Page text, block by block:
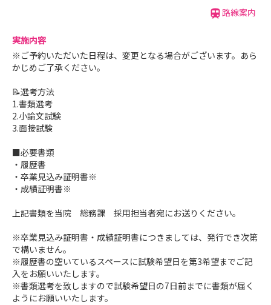
路線案内
実施内容
※ご予約いただいた日程は、変更となる場合がございます。あら
かじめご了承ください。
📝選考方法
1.書類選考
2.小論文試験
3.面接試験
■必要書類
・履歴書
・卒業見込み証明書※
・成績証明書※
上記書類を当院 総務課 採用担当者宛にお送りください。
※卒業見込み証明書・成績証明書につきましては、発行でき次第
で構いません。
※履歴書の空いているスペースに試験希望日を第3希望までご記
入をお願いいたします。
※書類選考を致しますので試験希望日の7日前までに書類が届く
ようにお願いいたします。